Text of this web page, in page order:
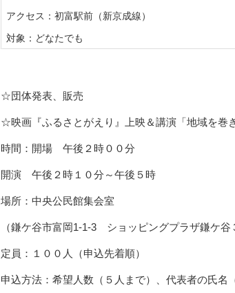
アクセス：初富駅前（新京成線）
対象：どなたでも
☆団体発表、販売
☆映画『ふるさとがえり』上映＆講演「地域を巻
時間：開場 午後２時００分
開演 午後２時１０分～午後５時
場所：中央公民館集会室
（鎌ケ谷市富岡1-1-3 ショッピングプラザ鎌ケ谷
定員：１００人（申込先着順）
申込方法：希望人数（５人まで）、代表者の氏名